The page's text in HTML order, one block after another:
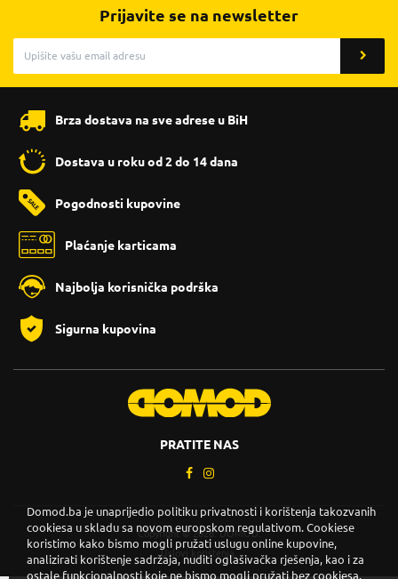
Prijavite se na newsletter
Brza dostava na sve adrese u BiH
Dostava u roku od 2 do 14 dana
Pogodnosti kupovine
Plaćanje karticama
Najbolja korisnička podrška
Sigurna kupovina
PRATITE NAS
Copyright © 2026. DOMOD.
Uslovi korištenja .
Domod.ba je unaprijedio politiku privatnosti i korištenja takozvanih
cookiesa u skladu sa novom europskom regulativom. Cookiese
koristimo kako bismo mogli pružati uslugu online kupovine,
analizirati korištenje sadržaja, nuditi oglašivačka rješenja, kao i za
ostale funkcionalnosti koje ne bismo mogli pružati bez cookiesa.